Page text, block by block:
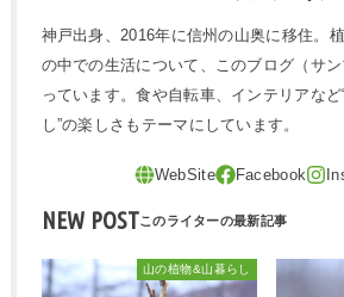
神戸出身、2016年に信州の山奥に移住。
の中での生活について、このブログ（サ
っています。食や自転車、インテリアな
し”の楽しさもテーマにしています。
NEW POST
山の植物&山暮らし